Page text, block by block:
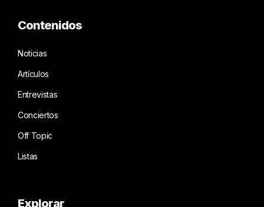
Contenidos
Noticias
Artículos
Entrevistas
Conciertos
Off Topic
Listas
Explorar